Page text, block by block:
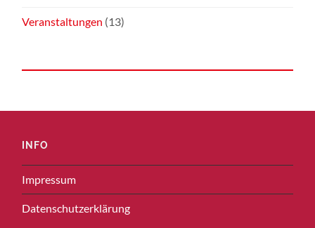
Veranstaltungen (13)
INFO
Impressum
Datenschutzerklärung